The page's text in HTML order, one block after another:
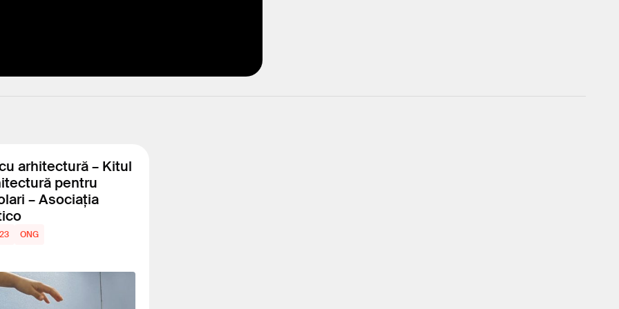
arhitectură – Kitul
pentru
– Asociația
ONG